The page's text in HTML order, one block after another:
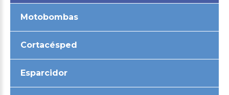
Motobombas
Cortacésped
Esparcidor